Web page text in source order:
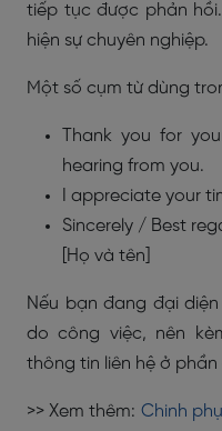
tiếp tục được phản
hiện sự chuyên nghiệp.
Một số cụm từ dùng
Thank you for
hearing from you.
I appreciate your
Sincerely / Best
[Họ và tên]
Nếu bạn đang đại
do công việc, nên
thông tin liên hệ ở phần
>> Xem thêm: Chinh